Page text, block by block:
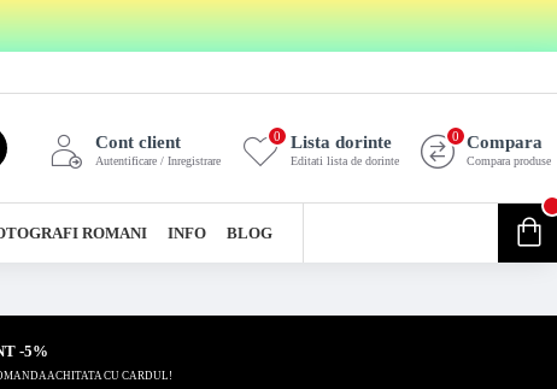
Cont client
Autentificare / Inregistrare
Lista dorinte
Editati lista de dorinte
0 Compara
Compara produse
0
ROMANI INFO BLOG
-5%
ACHITATA CU CARDUL!